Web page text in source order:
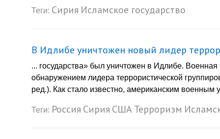
Теги: Сирия Исламское государство
В Идлибе уничтожен новый лидер
... государства» был уничтожен в Идлибе.
обнаружением лидера террористической
ред.). Как стало известно, американским военным
Теги: Россия Сирия СШАТерроризм